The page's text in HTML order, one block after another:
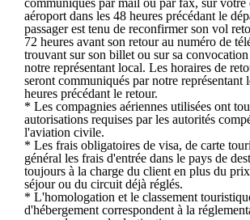
aéroport dans les 48 heures précédant le
passager est tenu de reconfirmer son vol
72 heures avant son retour au numéro de
trouvant sur son billet ou sur sa
notre représentant local. Les horaires de
seront communiqués par notre représentant
heures précédant le retour.
* Les compagnies aériennes utilisées ont
autorisations requises par les autorités
l'aviation civile.
* Les frais obligatoires de visa, de carte
général les frais d'entrée dans le pays de
toujours à la charge du client en plus du
séjour ou du circuit déjà réglés.
* L'homologation et le classement
d'hébergement correspondent à la